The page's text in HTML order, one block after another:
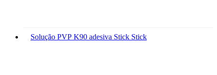
Solução PVP K90 adesiva Stick Stick